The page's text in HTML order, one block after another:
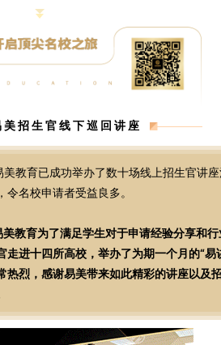
招生官线下巡回讲座
教育已成功举办了数十场线上招生官讲
名校申请者受益良多。
教育为了满足学生对于申请经验分享和
走进十四所高校，举办了为期一个月的“易
热烈，感谢易美带来如此精彩的讲座以及